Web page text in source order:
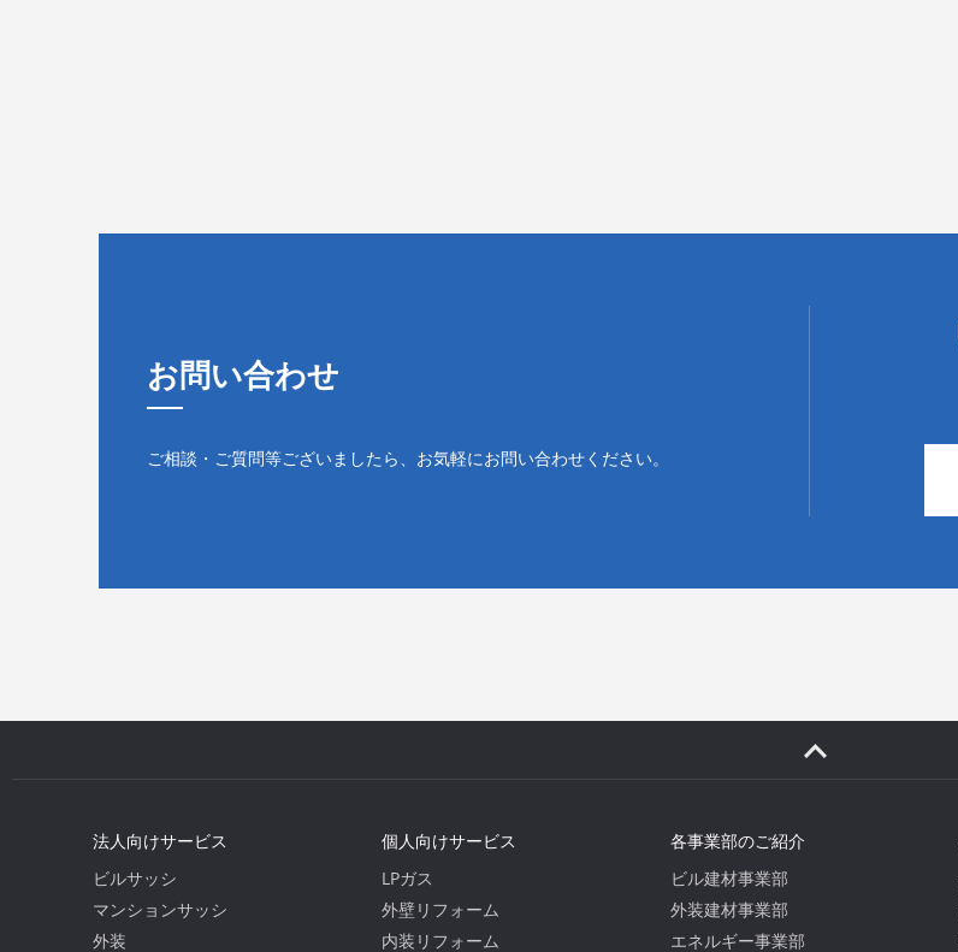
お問い合わせ
ご相談・ご質問等ございましたら、お気軽にお問い合わせください。
法人向けサービス
ビルサッシ
マンションサッシ
外装
個人向けサービス
LPガス
外壁リフォーム
内装リフォーム
各事業部のご紹介
ビル建材事業部
外装建材事業部
エネルギー事業部